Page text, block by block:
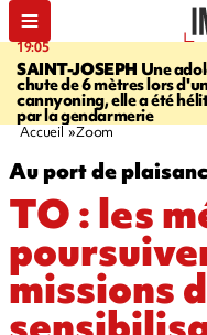
19:05
SAINT-JOSEPH Une
chute de 6 mètres lors
cannyoning, elle a été
par la gendarmerie
Accueil Zoom
Au port de
TO : les
missions